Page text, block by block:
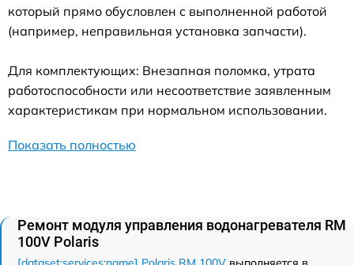
который прямо обусловлен с выполненной работой
(например, неправильная установка запчасти).
Для комплектующих: Внезапная поломка, утрата
работоспособности или несоответствие заявленным
характеристикам при нормальном использовании.
Показать полностью
Ремонт модуля управления водонагревателя RM
100V Polaris